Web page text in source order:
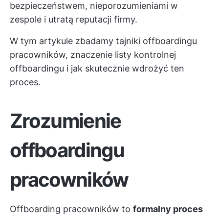
bezpieczeństwem, nieporozumieniami w
zespole i utratą reputacji firmy.
W tym artykule zbadamy tajniki offboardingu
pracowników, znaczenie listy kontrolnej
offboardingu i jak skutecznie wdrożyć ten
proces.
Zrozumienie
offboardingu
pracowników
Offboarding pracowników to formalny proces